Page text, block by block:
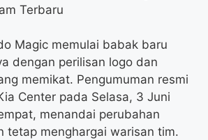
Terbaru
Magic memulai babak baru
dengan perilisan logo dan
memikat. Pengumuman resmi
Center pada Selasa, 3 Juni
menandai perubahan
tetap menghargai warisan tim.